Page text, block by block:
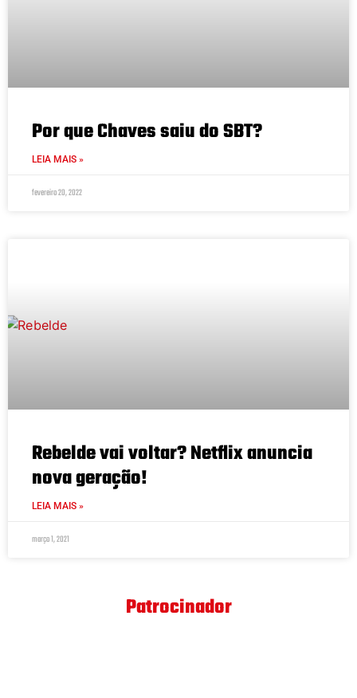
Por que Chaves saiu do SBT?
LEIA MAIS »
fevereiro 20, 2022
Rebelde vai voltar? Netflix anuncia
nova geração!
LEIA MAIS »
março 1, 2021
Patrocinador